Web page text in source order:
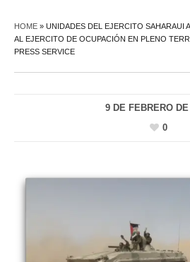
HOME » UNIDADES DEL EJERCITO SAHARAUI
AL EJERCITO DE OCUPACIÓN EN PLENO
PRESS SERVICE
9 DE FEBRERO
0